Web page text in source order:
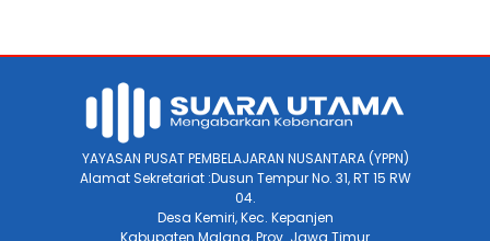
YAYASAN PUSAT PEMBELAJARAN NUSANTARA (YPPN)
Alamat Sekretariat :Dusun Tempur No. 31, RT 15 RW
04.
Desa Kemiri, Kec. Kepanjen
Kabupaten Malang, Prov. Jawa Timur